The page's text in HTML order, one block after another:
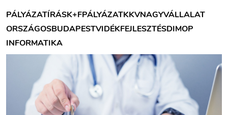
PÁLYÁZATÍRÁSK+FPÁLYÁZATKKVNAGYVÁLLALAT
ORSZÁGOSBUDAPESTVIDÉKFEJLESZTÉSDIMOP
INFORMATIKA